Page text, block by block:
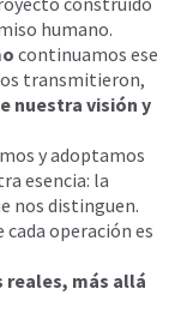
humano.
continuamos ese
transmitieron,
nuestra visión y
y adoptamos
esencia: la
nos distinguen.
cada operación es
reales, más allá